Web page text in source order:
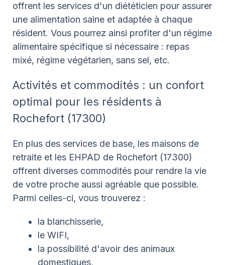
offrent les services d'un diététicien pour assurer
une alimentation saine et adaptée à chaque
résident. Vous pourrez ainsi profiter d'un régime
alimentaire spécifique si nécessaire : repas
mixé, régime végétarien, sans sel, etc.
Activités et commodités : un confort
optimal pour les résidents à
Rochefort (17300)
En plus des services de base, les maisons de
retraite et les EHPAD de Rochefort (17300)
offrent diverses commodités pour rendre la vie
de votre proche aussi agréable que possible.
Parmi celles-ci, vous trouverez :
la blanchisserie,
le WIFI,
la possibilité d'avoir des animaux
domestiques,